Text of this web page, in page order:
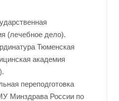
(лечебное дело).
Тюменская
академия
переподготовка
Минздрава России по